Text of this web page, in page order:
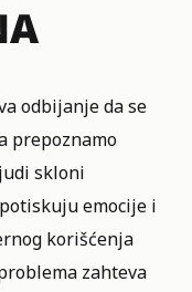
odbijanje da se
prepoznamo
skloni
emocije i
korišćenja
zahteva